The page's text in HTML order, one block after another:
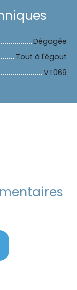
Dégagée
Tout à l'égout
VT069